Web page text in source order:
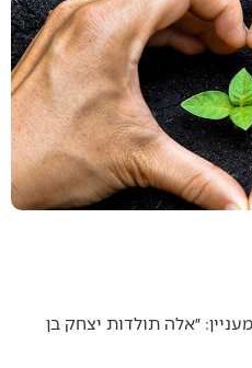
״אלה תולדות יצחק בן